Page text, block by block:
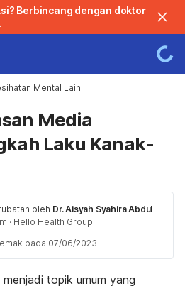
Berbincang dengan doktor
Mental Lain
Media
Laku Kanak-
oleh Dr. Aisyah Syahira Abdul
· Hello Health Group
pada 07/06/2023
topik umum yang